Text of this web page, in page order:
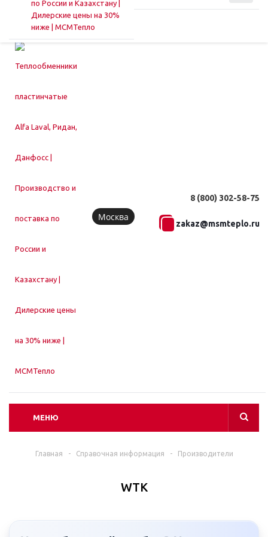
Москва
8 (800) 302-58-75
zakaz@msmteplo.ru
МЕНЮ
Главная - Справочная информация - Производители
WTK